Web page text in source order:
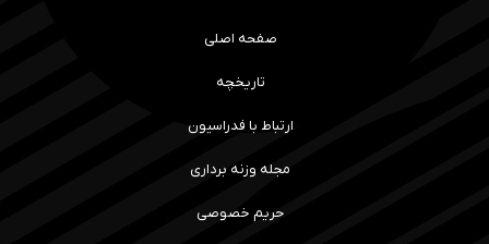
صفحه اصلی
تاریخچه
ارتباط با فدراسیون
مجله وزنه برداری
حریم خصوصی